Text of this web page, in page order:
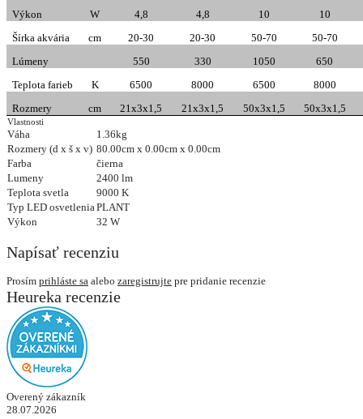
Výkon W 4,8 4,8 10
10
Šírka akvária
cm 20-30 20-30 50-70
50-70
Lúmeny
550 330 1050
650
Teplota farieb
K 6500 8000 6500
8000
Rozmery
cm 21x3x1,5 21x3x1,5 50x3x1,5 50x3x1,5
Vlastnosti
Váha
1.36kg
Rozmery (d x š x v) 80.00cm x 0.00cm x 0.00cm
Farba
čierna
Lumeny
2400 lm
Teplota svetla
9000 K
Typ LED osvetleniaPLANT
Výkon
32 W
Napísať recenziu
Prosím prihláste sa alebo zaregistrujte pre pridanie recenzie
Heureka recenzie
Overený zákazník
28.07.2026